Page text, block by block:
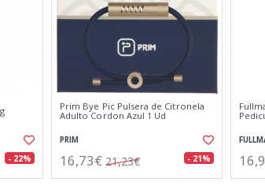
- 22%
Prim Bye Pic Pulsera de Citronela
Adulto Cordon Azul 1 Ud
PRIM
16,73€ 21,23€ - 21%